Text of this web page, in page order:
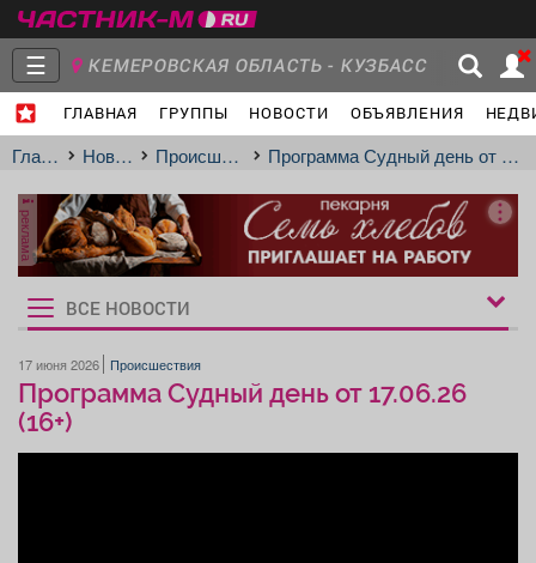
☰ КЕМЕРОВСКАЯ ОБЛАСТЬ - КУЗБАСС
ГЛАВНАЯ ГРУППЫ НОВОСТИ ОБЪЯВЛЕНИЯ
Главная
Новости
Объявления Недвижимость Услуги
Работа
Главная Новости Происшествия Программа Судный день от 17.06.26 (16+)
реклама
Рукбрики
новостей
ВСЕ НОВОСТИ
17 июня 2026 Происшествия
Программа Судный день от 17.06.26
(16+)